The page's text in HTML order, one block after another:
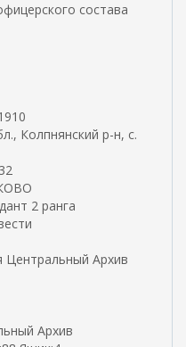
состава
Колпнянский р-н, с.
2 ранга
Центральный Архив
Архив